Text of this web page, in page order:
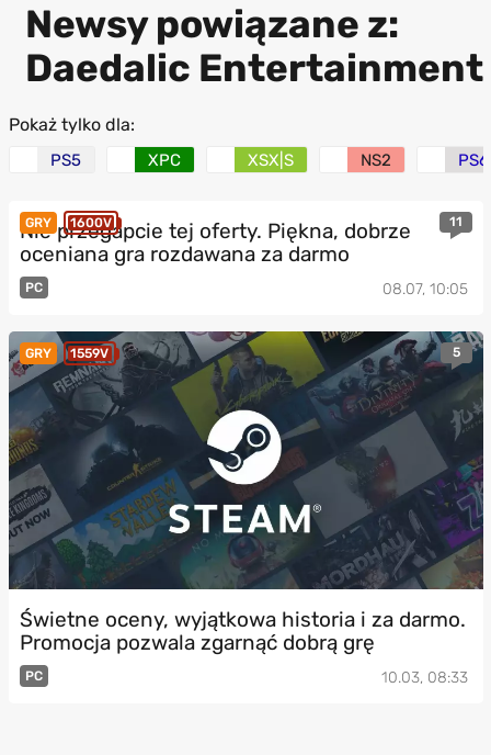
Newsy powiązane z:
Daedalic Entertainment
Pokaż tylko dla:
PS5 XPC XSX|S NS2 PS6
GRY 1600V 11
Nie przegapcie tej oferty. Piękna, dobrze
oceniana gra rozdawana za darmo
PC 08.07, 10:05
GRY 1559V 5
Świetne oceny, wyjątkowa historia i za darmo.
Promocja pozwala zgarnąć dobrą grę
PC 10.03, 08:33